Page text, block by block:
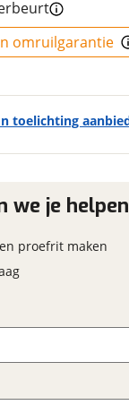
Ja, E-
€ 3.099,-
toelichting
omruilgarantie
we je
proefrit maken